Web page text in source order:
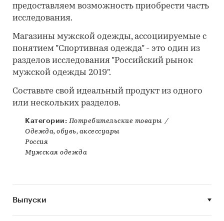
предоставляем возможность приобрести часть
исследования.
Магазины мужской одежды, ассоциируемые с
понятием "Спортивная одежда" - это один из
разделов исследования "Российский рынок
мужской одежды 2019".
Составьте свой идеальный продукт из одного
или нескольких разделов.
Категории: Потребительские товары /
Одежда, обувь, аксессуары
Россия
Мужская одежда
Выпуски